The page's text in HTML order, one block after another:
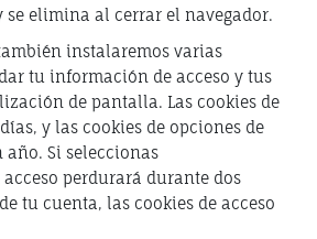
se elimina al cerrar el navegador.
instalaremos varias
tu información de acceso y tus
de pantalla. Las cookies de
y las cookies de opciones de
Si seleccionas
acceso perdurará durante dos
tu cuenta, las cookies de acceso